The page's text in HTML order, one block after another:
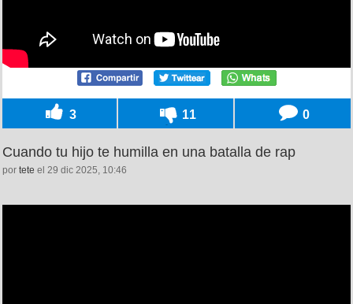
3 11 0
Cuando tu hijo te humilla en una batalla de rap
por tete el 29 dic 2025, 10:46